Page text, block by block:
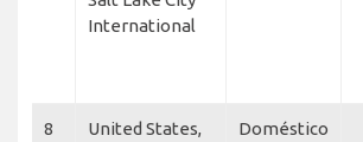
International
8
United States,
Doméstico